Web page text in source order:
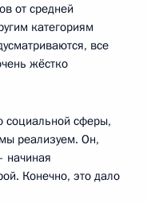
от средней
категориям
все
жёстко
социальной сферы,
реализуем. Он,
начиная
Конечно, это дало